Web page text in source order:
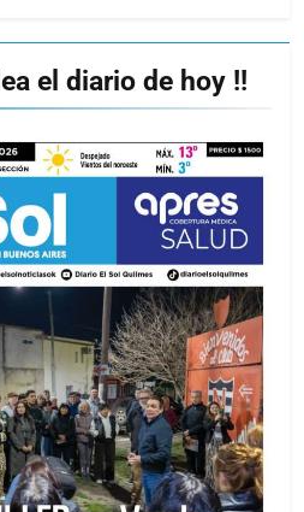
el diario de hoy !!